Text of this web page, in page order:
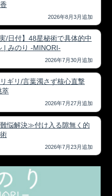
2026年8月3月追加
/日付】48星秘術で具体的中
| みのり -MINORI-
2026年7月30月追加
ギリ/言葉濁さず核心直撃
萃
2026年7月27月追加
悩解決≫付け入る隙無く的
2026年7月23月追加